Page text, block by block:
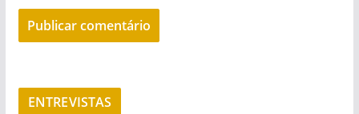
ENTREVISTAS